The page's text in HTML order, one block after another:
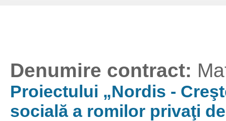
Denumire contract:
Proiectului „Nordis -
socială a romilor privaţi